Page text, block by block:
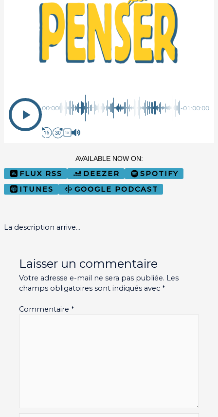
00:00 -01:00:00
1X
AVAILABLE NOW ON:
FLUX RSS DEEZER
SPOTIFY
ITUNES
GOOGLE PODCAST
La description arrive…
Laisser un commentaire
Votre adresse e-mail ne sera pas publiée. Les
champs obligatoires sont indiqués avec *
Commentaire *